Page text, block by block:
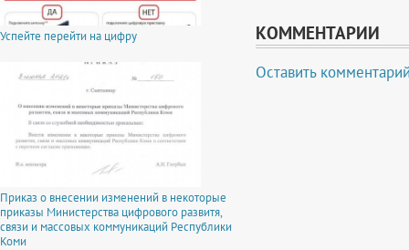
Успейте перейти на цифру
Приказ о внесении изменений в некоторые
приказы Министерства цифрового развитя,
связи и массовых коммуникаций Республики
Коми
КОММЕНТАРИИ
Оставить